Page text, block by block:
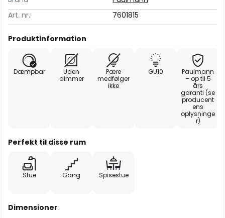
Art. nr.:
7601815
Produktinformation
Dæmpbar
Uden
dimmer
Pære
medfølger
ikke
GU10
Paulmann
– op til 5
års
garanti (se
producent
ens
oplysninge
r)
Perfekt til disse rum
Stue Gang Spisestue
Dimensioner